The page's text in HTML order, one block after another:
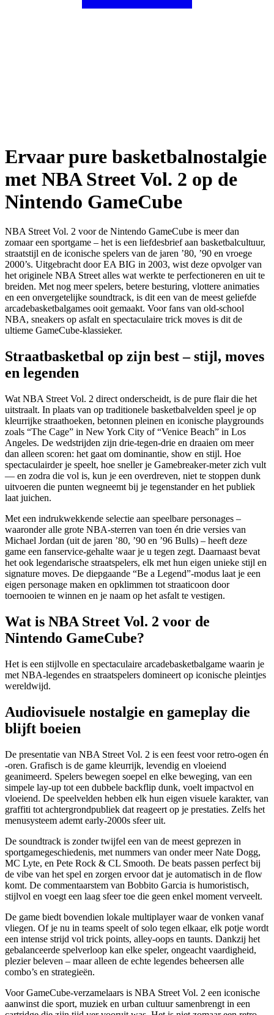
Ervaar pure basketbalnostalgie
met NBA Street Vol. 2 op de
Nintendo GameCube
NBA Street Vol. 2 voor de Nintendo GameCube is meer dan
zomaar een sportgame – het is een liefdesbrief aan basketbalcultuur,
straatstijl en de iconische spelers van de jaren ’80, ’90 en vroege
2000’s. Uitgebracht door EA BIG in 2003, wist deze opvolger van
het originele NBA Street alles wat werkte te perfectioneren en uit te
breiden. Met nog meer spelers, betere besturing, vlottere animaties
en een onvergetelijke soundtrack, is dit een van de meest geliefde
arcadebasketbalgames ooit gemaakt. Voor fans van old-school
NBA, sneakers op asfalt en spectaculaire trick moves is dit de
ultieme GameCube-klassieker.
Straatbasketbal op zijn best – stijl, moves
en legenden
Wat NBA Street Vol. 2 direct onderscheidt, is de pure flair die het
uitstraalt. In plaats van op traditionele basketbalvelden speel je op
kleurrijke straathoeken, betonnen pleinen en iconische playgrounds
zoals “The Cage” in New York City of “Venice Beach” in Los
Angeles. De wedstrijden zijn drie-tegen-drie en draaien om meer
dan alleen scoren: het gaat om dominantie, show en stijl. Hoe
spectaculairder je speelt, hoe sneller je Gamebreaker-meter zich vult
— en zodra die vol is, kun je een overdreven, niet te stoppen dunk
uitvoeren die punten wegneemt bij je tegenstander en het publiek
laat juichen.
Met een indrukwekkende selectie aan speelbare personages –
waaronder alle grote NBA-sterren van toen én drie versies van
Michael Jordan (uit de jaren ’80, ’90 en ’96 Bulls) – heeft deze
game een fanservice-gehalte waar je u tegen zegt. Daarnaast bevat
het ook legendarische straatspelers, elk met hun eigen unieke stijl en
signature moves. De diepgaande “Be a Legend”-modus laat je een
eigen personage maken en opklimmen tot straaticoon door
toernooien te winnen en je naam op het asfalt te vestigen.
Wat is NBA Street Vol. 2 voor de
Nintendo GameCube?
Het is een stijlvolle en spectaculaire arcadebasketbalgame waarin je
met NBA-legendes en straatspelers domineert op iconische pleintjes
wereldwijd.
Audiovisuele nostalgie en gameplay die
blijft boeien
De presentatie van NBA Street Vol. 2 is een feest voor retro-ogen én
-oren. Grafisch is de game kleurrijk, levendig en vloeiend
geanimeerd. Spelers bewegen soepel en elke beweging, van een
simpele lay-up tot een dubbele backflip dunk, voelt impactvol en
vloeiend. De speelvelden hebben elk hun eigen visuele karakter, van
graffiti tot achtergrondpubliek dat reageert op je prestaties. Zelfs het
menusysteem ademt early-2000s sfeer uit.
De soundtrack is zonder twijfel een van de meest geprezen in
sportgamegeschiedenis, met nummers van onder meer Nate Dogg,
MC Lyte, en Pete Rock & CL Smooth. De beats passen perfect bij
de vibe van het spel en zorgen ervoor dat je automatisch in de flow
komt. De commentaarstem van Bobbito Garcia is humoristisch,
stijlvol en voegt een laag sfeer toe die geen enkel moment verveelt.
De game biedt bovendien lokale multiplayer waar de vonken vanaf
vliegen. Of je nu in teams speelt of solo tegen elkaar, elk potje wordt
een intense strijd vol trick points, alley-oops en taunts. Dankzij het
gebalanceerde spelverloop kan elke speler, ongeacht vaardigheid,
plezier beleven – maar alleen de echte legendes beheersen alle
combo’s en strategieën.
Voor GameCube-verzamelaars is NBA Street Vol. 2 een iconische
aanwinst die sport, muziek en urban cultuur samenbrengt in een